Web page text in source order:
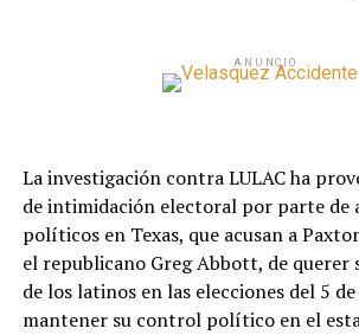
ANUNCIO
La investigación contra LULAC ha
de intimidación electoral por parte de
políticos en Texas, que acusan a
el republicano Greg Abbott, de
de los latinos en las elecciones del 5
mantener su control político en el